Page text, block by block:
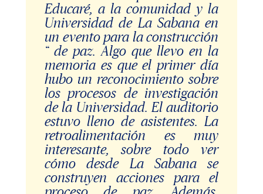
Educaré, a la comunidad y la
Universidad de La Sabana en
un evento para la construcción
“ de paz. Algo que llevo en la
memoria es que el primer día
hubo un reconocimiento sobre
los procesos de investigación
de la Universidad. El auditorio
estuvo lleno de asistentes. La
retroalimentación es muy
interesante, sobre todo ver
cómo desde La Sabana se
construyen acciones para el